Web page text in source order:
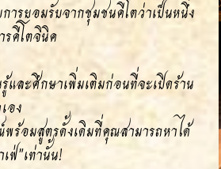
ารยอมรับจากชุมชนคีโตว่าเป็นหนึ่ง
รคีโตจินิค
และศึกษาเพิ่มเติมก่อนที่จะเปิดร้าน
อง
ร้อมสูตรดั้งเดิมที่คุณสามารถหาได้
ฟ่"เท่านั้น!